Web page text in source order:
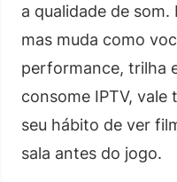
a qualidade de
mas muda como
performance, trilha
consome IPTV,
seu hábito de ver
sala antes do jogo.